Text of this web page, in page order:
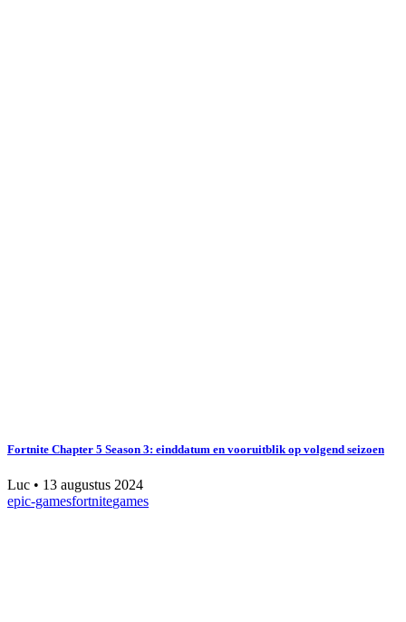
Fortnite Chapter 5 Season 3: einddatum en vooruitblik op volgend seizoen
Luc • 13 augustus 2024
epic-gamesfortnitegames